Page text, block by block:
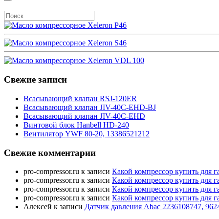
Свежие записи
Всасывающий клапан RSJ-120ER
Всасывающий клапан JIV-40C-EHD-BJ
Всасывающий клапан JIV-40C-EHD
Винтовой блок Hanbell HD-240
Вентилятор YWF 80-20, 13386521212
Свежие комментарии
pro-compressor.ru к записи Какой компрессор купить для
pro-compressor.ru к записи Какой компрессор купить для
pro-compressor.ru к записи Какой компрессор купить для
pro-compressor.ru к записи Какой компрессор купить для
Алексей к записи Датчик давления Abac 2236108747,